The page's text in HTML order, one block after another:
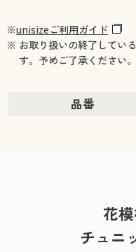
※unisizeご利用ガイド
※ お取り扱いの終了してい
す。予めご了承ください。
品番
花
チュニ